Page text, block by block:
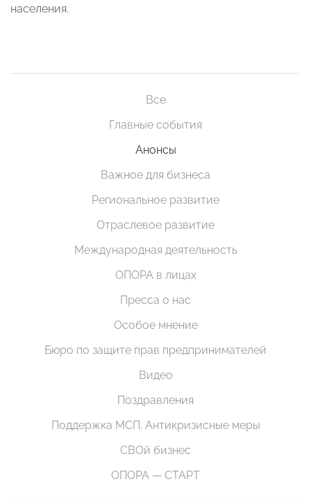
населения.
Все
Главные события
Анонсы
Важное для бизнеса
Региональное развитие
Отраслевое развитие
Международная деятельность
ОПОРА в лицах
Пресса о нас
Особое мнение
Бюро по защите прав предпринимателей
Видео
Поздравления
Поддержка МСП. Антикризисные меры
СВОй бизнес
ОПОРА — СТАРТ